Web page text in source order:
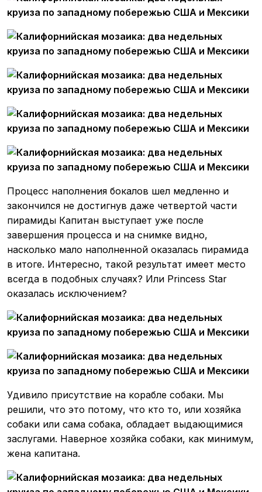
Процесс наполнения бокалов шел медленно и
закончился не достигнув даже четвертой части
пирамиды Капитан выступает уже после
завершения процесса и на снимке видно,
насколько мало наполненной оказалась пирамида
в итоге. Интересно, такой результат имеет место
всегда в подобных случаях? Или Princess Star
оказалась исключением?
Удивило присутствие на корабле собаки. Мы
решили, что это потому, что кто то, или хозяйка
собаки или сама собака, обладает выдающимися
заслугами. Наверное хозяйка собаки, как минимум,
жена капитана.